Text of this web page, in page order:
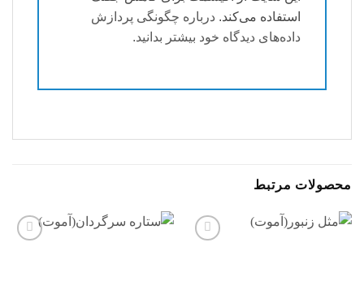
استفاده می‌کند. درباره چگونگی پردازش
داده‌های دیدگاه خود بیشتر بدانید.
محصولات مرتبط